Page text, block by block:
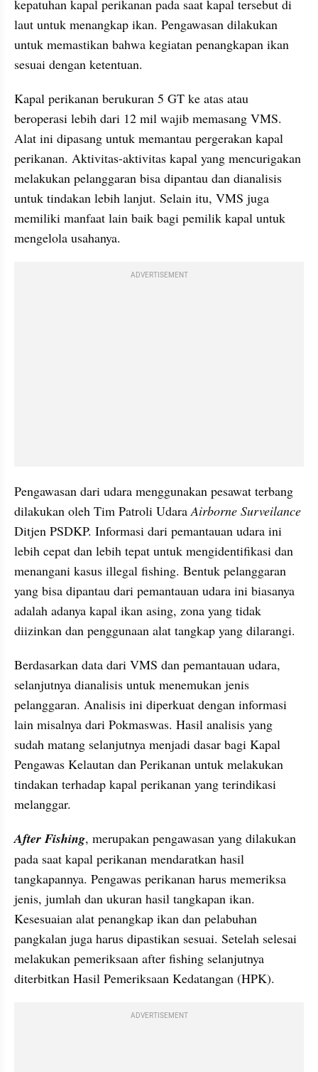
kepatuhan kapal perikanan pada saat kapal tersebut di
laut untuk menangkap ikan. Pengawasan dilakukan
untuk memastikan bahwa kegiatan penangkapan ikan
sesuai dengan ketentuan.
Kapal perikanan berukuran 5 GT ke atas atau
beroperasi lebih dari 12 mil wajib memasang VMS.
Alat ini dipasang untuk memantau pergerakan kapal
perikanan. Aktivitas-aktivitas kapal yang mencurigakan
melakukan pelanggaran bisa dipantau dan dianalisis
untuk tindakan lebih lanjut. Selain itu, VMS juga
memiliki manfaat lain baik bagi pemilik kapal untuk
mengelola usahanya.
ADVERTISEMENT
Pengawasan dari udara menggunakan pesawat terbang
dilakukan oleh Tim Patroli Udara Airborne Surveilance
Ditjen PSDKP. Informasi dari pemantauan udara ini
lebih cepat dan lebih tepat untuk mengidentifikasi dan
menangani kasus illegal fishing. Bentuk pelanggaran
yang bisa dipantau dari pemantauan udara ini biasanya
adalah adanya kapal ikan asing, zona yang tidak
diizinkan dan penggunaan alat tangkap yang dilarangi.
Berdasarkan data dari VMS dan pemantauan udara,
selanjutnya dianalisis untuk menemukan jenis
pelanggaran. Analisis ini diperkuat dengan informasi
lain misalnya dari Pokmaswas. Hasil analisis yang
sudah matang selanjutnya menjadi dasar bagi Kapal
Pengawas Kelautan dan Perikanan untuk melakukan
tindakan terhadap kapal perikanan yang terindikasi
melanggar.
After Fishing, merupakan pengawasan yang dilakukan
pada saat kapal perikanan mendaratkan hasil
tangkapannya. Pengawas perikanan harus memeriksa
jenis, jumlah dan ukuran hasil tangkapan ikan.
Kesesuaian alat penangkap ikan dan pelabuhan
pangkalan juga harus dipastikan sesuai. Setelah selesai
melakukan pemeriksaan after fishing selanjutnya
diterbitkan Hasil Pemeriksaan Kedatangan (HPK).
ADVERTISEMENT